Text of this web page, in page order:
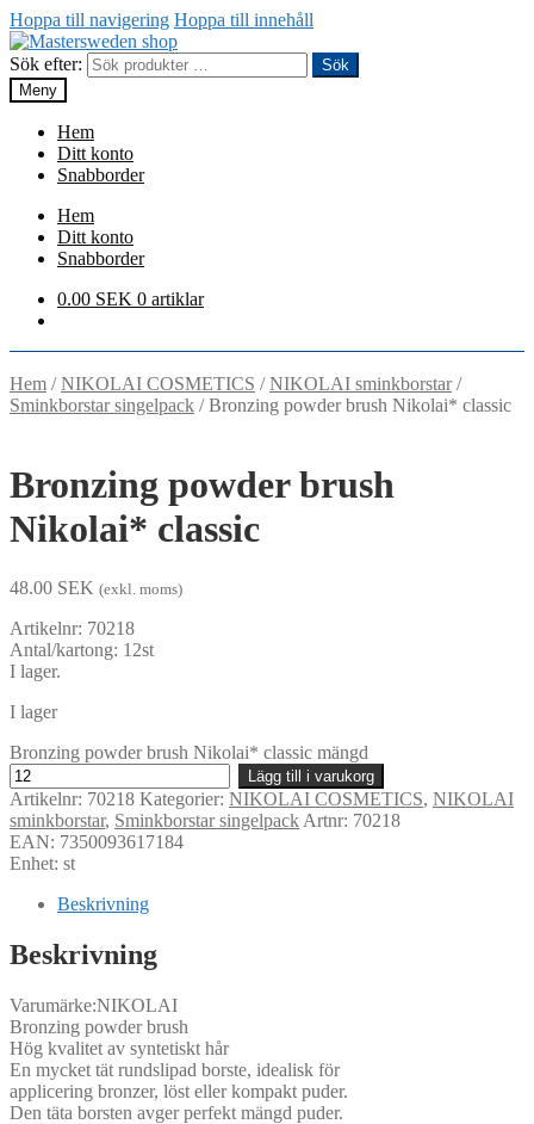
Hoppa till navigering Hoppa till innehåll
Sök efter:
Sök
Meny
Hem
Ditt konto
Snabborder
Hem
Ditt konto
Snabborder
0.00 SEK 0 artiklar
Hem /NIKOLAI COSMETICS /NIKOLAI sminkborstar/
Sminkborstar singelpack /Bronzing powder brush Nikolai* classic
Bronzing powder brush
Nikolai* classic
48.00 SEK (exkl. moms)
Artikelnr: 70218
Antal/kartong: 12st
I lager.
I lager
Bronzing powder brush Nikolai* classic mängd
Lägg till i varukorg
Artikelnr: 70218 Kategorier: NIKOLAI COSMETICS, NIKOLAI
sminkborstar, Sminkborstar singelpack Artnr: 70218
EAN: 7350093617184
Enhet: st
Beskrivning
Beskrivning
Varumärke:NIKOLAI
Bronzing powder brush
Hög kvalitet av syntetiskt hår
En mycket tät rundslipad borste, idealisk för
applicering bronzer, löst eller kompakt puder.
Den täta borsten avger perfekt mängd puder.